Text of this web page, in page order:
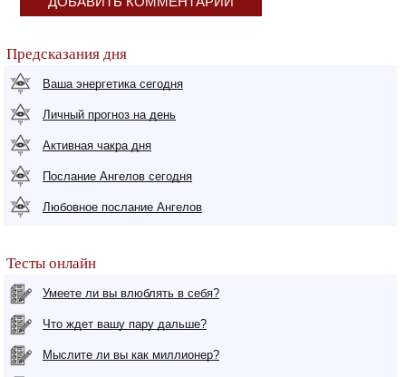
Предсказания дня
Ваша энергетика сегодня
Личный прогноз на день
Активная чакра дня
Послание Ангелов сегодня
Любовное послание Ангелов
Тесты онлайн
Умеете ли вы влюблять в себя?
Что ждет вашу пару дальше?
Мыслите ли вы как миллионер?